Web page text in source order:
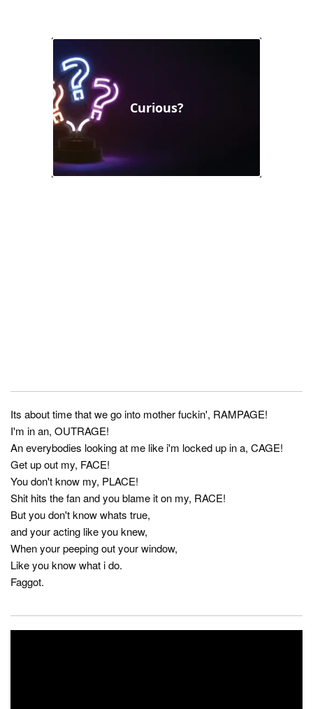
Its about time that we go into mother fuckin', RAMPAGE!
I'm in an, OUTRAGE!
An everybodies looking at me like i'm locked up in a, CAGE!
Get up out my, FACE!
You don't know my, PLACE!
Shit hits the fan and you blame it on my, RACE!
But you don't know whats true,
and your acting like you knew,
When your peeping out your window,
Like you know what i do.
Faggot.